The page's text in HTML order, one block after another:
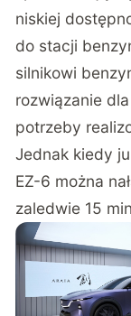
niskiej
do stacji
silnikowi
rozwiązanie
potrzeby
Jednak kiedy
EZ-6 można
zaledwie 15